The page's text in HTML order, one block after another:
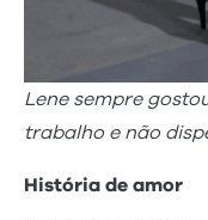
Lene sempre
trabalho e não
História de amor